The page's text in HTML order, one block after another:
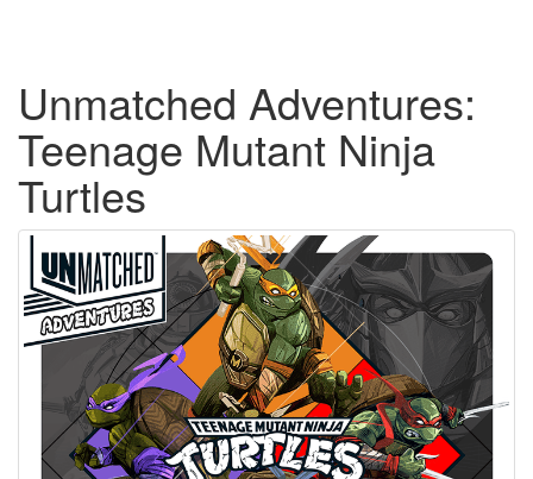
Unmatched Adventures:
Teenage Mutant Ninja
Turtles